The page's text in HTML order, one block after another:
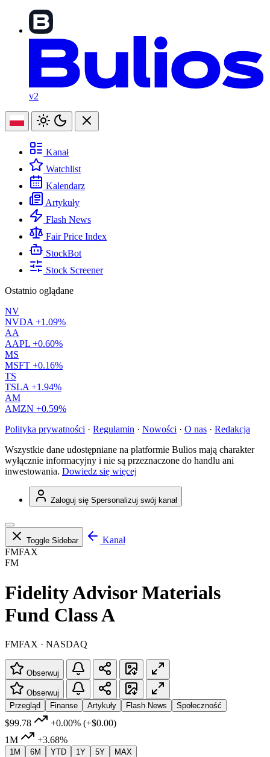
v2
Kanał
Watchlist
Kalendarz
Artykuły
Flash News
Fair Price Index
StockBot
Stock Screener
Ostatnio oglądane
NV
NVDA +1.09%
AA
AAPL +0.60%
MS
MSFT +0.16%
TS
TSLA +1.94%
AM
AMZN +0.59%
Polityka prywatności · Regulamin · Nowości · O nas · Redakcja
Wszystkie dane udostępniane na platformie Bulios mają charakter
wyłącznie informacyjny i nie są przeznaczone do handlu ani
inwestowania. Dowiedz się więcej
Zaloguj się Spersonalizuj swój kanał
Toggle Sidebar
Kanał
FMFAX
FM
Fidelity Advisor Materials
Fund Class A
FMFAX · NASDAQ
Obserwuj
Obserwuj
Przegląd
Finanse Artykuły Flash News Społeczność
$99.78 +0.00% (+$0.00)
1M
+3.68%
1M 6M YTD 1Y 5Y MAX